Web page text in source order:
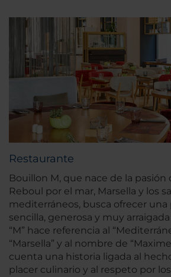
Restaurante
Bouillon M, que nace de la pasión
Reboul por el mar, Marsella y los
mediterráneos, busca ofrecer
sencilla, generosa y muy
“M” hace referencia al
“Marsella” y al nombre de
cuenta una historia ligada al
placer culinario y al respeto por